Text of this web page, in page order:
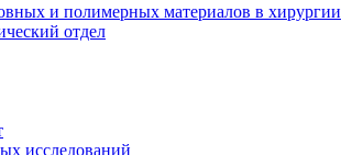
и полимерных материалов в хирургии
отдел
исследований